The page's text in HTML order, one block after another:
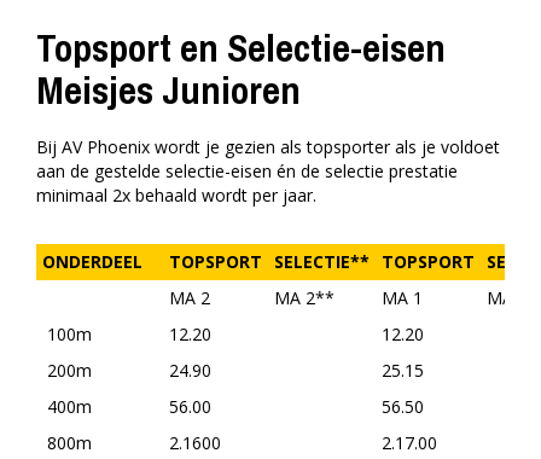
Topsport en Selectie-eisen
Meisjes Junioren
Bij AV Phoenix wordt je gezien als topsporter als je voldoet
aan de gestelde selectie-eisen én de selectie prestatie
minimaal 2x behaald wordt per jaar.
ONDERDEEL TOPSPORT SELECTIE** TOPSPORT
MA 2
MA 2** MA 1
MA
100m
12.20
12.20
200m
24.90
25.15
400m
56.00
56.50
800m
2.1600
2.17.00